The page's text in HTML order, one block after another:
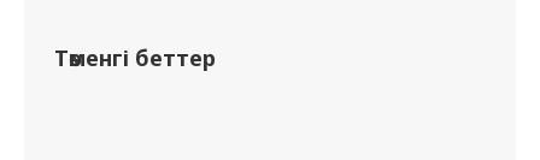
Төменгі беттер